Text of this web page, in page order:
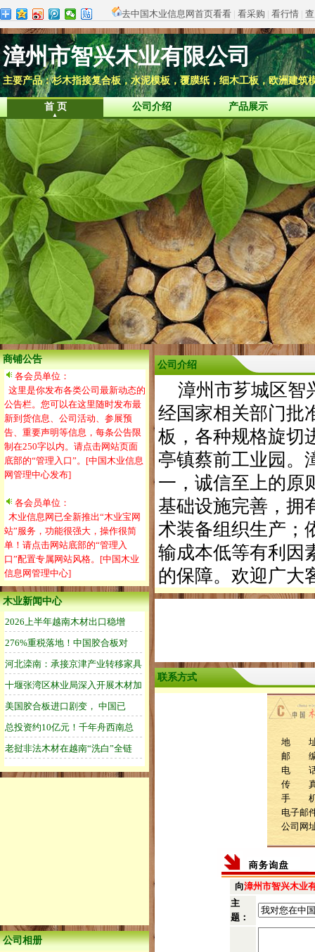
去中国木业信息网首页看看 | 看采购 | 看行情 |
漳州市智兴木业有限公司
主要产品：杉木指接复合板，水泥模板，覆膜纸，细木工板，欧洲建筑
首 页 公司介绍 产品展示
商铺公告
各会员单位：
这里是你发布各类公司最新动态的
公告栏。您可以在这里随时发布最
新到货信息、公司活动、参展预
告、重要声明等信息，每条公告限
制在250字以内。请点击网站页面
底部的“管理入口”。[中国木业信息
网管理中心发布]
各会员单位：
木业信息网已全新推出“木业宝网
站”服务，功能很强大，操作很简
单！请点击网站底部的“管理入
口”配置专属网站风格。[中国木业
信息网管理中心]
木业新闻中心
公司相册
公司介绍
漳州市芗城区智
经国家相关部门批
板，各种规格旋切
亭镇蔡前工业园。
一，诚信至上的原
基础设施完善，拥
术装备组织生产；
输成本低等有利因
的保障。欢迎广大
联系方式
地 址
邮 编
电 话
传 真
手 机
电子邮
公司网
向漳州市智兴木业
主
题：